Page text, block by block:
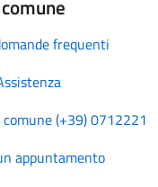
frequenti
(+39) 0712221
appuntamento